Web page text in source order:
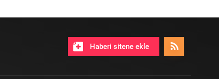
Haberi sitene ekle